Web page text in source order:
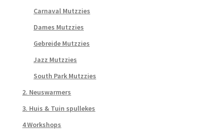
Carnaval Mutzzies
Dames Mutzzies
Gebreide Mutzzies
Jazz Mutzzies
South Park Mutzzies
2. Neuswarmers
3. Huis & Tuin spullekes
4 Workshops